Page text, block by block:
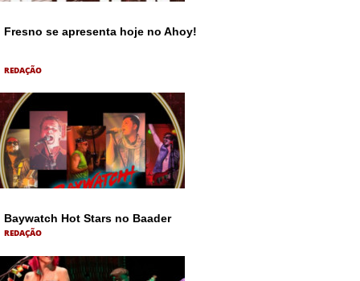
Fresno se apresenta hoje no Ahoy!
REDAÇÃO
Baywatch Hot Stars no Baader
REDAÇÃO